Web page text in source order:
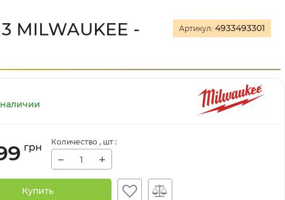
MILWAUKEE -
Артикул: 4933493301
наличии
грн Количество , шт :
− +
Купить